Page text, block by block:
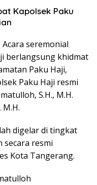
Kapolsek Paku
Acara seremonial
berlangsung khidmat
Paku Haji,
Paku Haji resmi
S.H., M.H.
M.H.
digelar di tingkat
secara resmi
Kota Tangerang.